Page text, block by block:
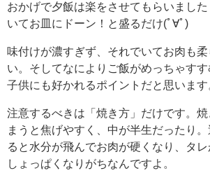
おかげで夕飯は楽をさせてもらいまし
いてお皿にドーン！と盛るだけ(ﾟ∀ﾟ)
味付けが濃すぎず、それでいてお肉も
い。そしてなによりご飯がめっちゃす
子供にも好かれるポイントだと思います
注意するべきは「焼き方」だけです。
まうと焦げやすく、中が半生だったり
ると水分が飛んでお肉が硬くなり、タ
しょっぱくなりがちなんですよ。